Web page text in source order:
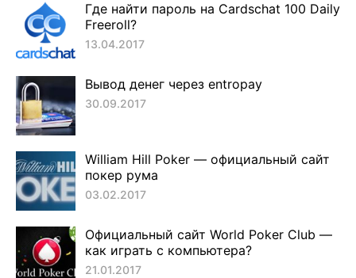
Где найти пароль на Cardschat 100 Daily
Freeroll?
13.04.2017
Вывод денег через entropay
30.09.2017
William Hill Poker — официальный сайт
покер рума
03.02.2017
Официальный сайт World Poker Club —
как играть с компьютера?
21.01.2017